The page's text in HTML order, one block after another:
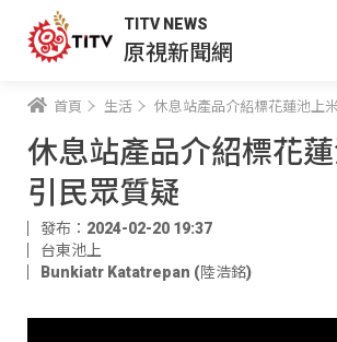
TITV NEWS
原視新聞網
首頁 生活 休息站產品介紹標花蓮池上
休息站產品介紹標花
引民眾質疑
發布：2024-02-20 19:37
台東池上
Bunkiatr Katatrepan (陸浩銘)